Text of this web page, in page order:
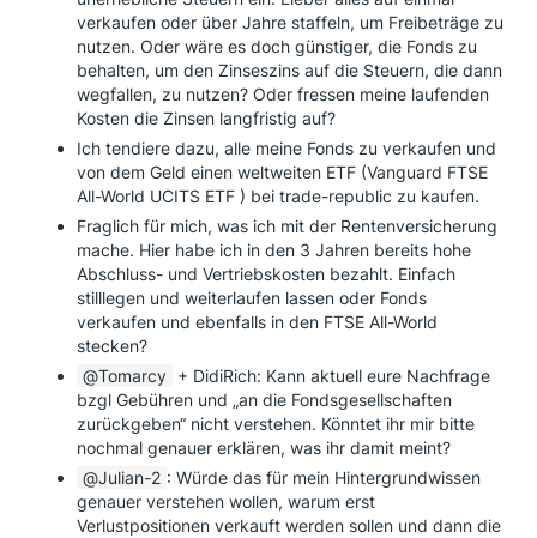
verkaufen oder über Jahre staffeln, um Freibeträge zu
nutzen. Oder wäre es doch günstiger, die Fonds zu
behalten, um den Zinseszins auf die Steuern, die dann
wegfallen, zu nutzen? Oder fressen meine laufenden
Kosten die Zinsen langfristig auf?
Ich tendiere dazu, alle meine Fonds zu verkaufen und
von dem Geld einen weltweiten ETF (Vanguard FTSE
All-World UCITS ETF ) bei trade-republic zu kaufen.
Fraglich für mich, was ich mit der Rentenversicherung
mache. Hier habe ich in den 3 Jahren bereits hohe
Abschluss- und Vertriebskosten bezahlt. Einfach
stilllegen und weiterlaufen lassen oder Fonds
verkaufen und ebenfalls in den FTSE All-World
stecken?
Tomarcy + DidiRich: Kann aktuell eure Nachfrage
bzgl Gebühren und „an die Fondsgesellschaften
zurückgeben“ nicht verstehen. Könntet ihr mir bitte
nochmal genauer erklären, was ihr damit meint?
Julian-2 : Würde das für mein Hintergrundwissen
genauer verstehen wollen, warum erst
Verlustpositionen verkauft werden sollen und dann die